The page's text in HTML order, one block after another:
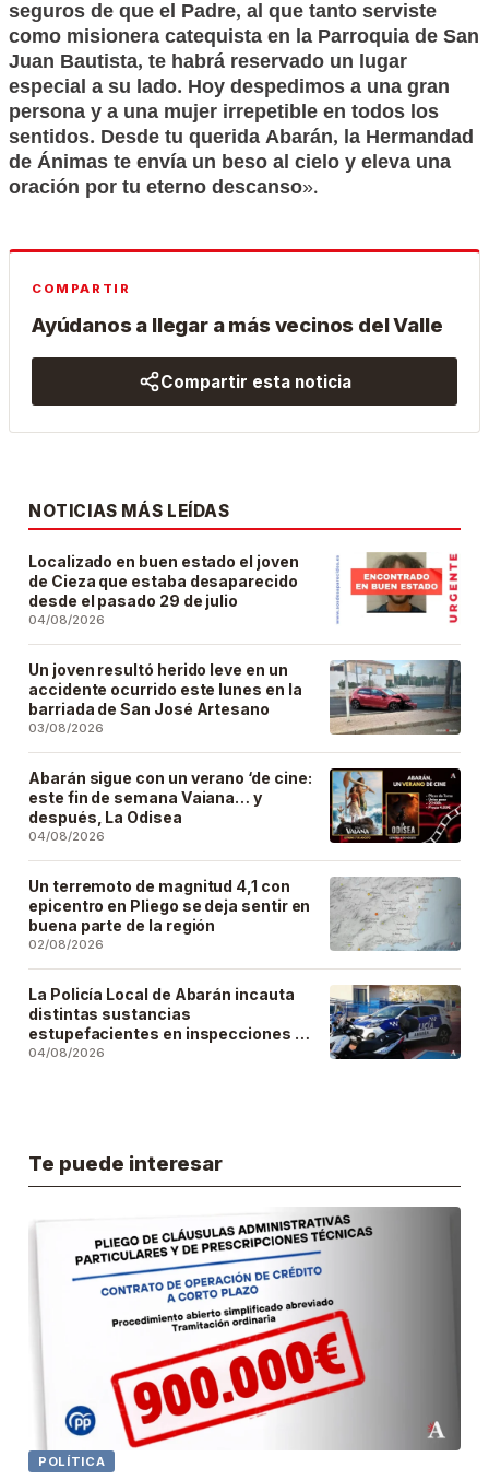
seguros de que el Padre, al que tanto serviste
como misionera catequista en la Parroquia de San
Juan Bautista, te habrá reservado un lugar
especial a su lado. Hoy despedimos a una gran
persona y a una mujer irrepetible en todos los
sentidos. Desde tu querida Abarán, la Hermandad
de Ánimas te envía un beso al cielo y eleva una
oración por tu eterno descanso».
COMPARTIR
Ayúdanos a llegar a más vecinos del Valle
Compartir esta noticia
NOTICIAS MÁS LEÍDAS
Localizado en buen estado el joven
de Cieza que estaba desaparecido
desde el pasado 29 de julio
04/08/2026
Un joven resultó herido leve en un
accidente ocurrido este lunes en la
barriada de San José Artesano
03/08/2026
Abarán sigue con un verano ‘de cine:
este fin de semana Vaiana… y
después, La Odisea
04/08/2026
Un terremoto de magnitud 4,1 con
epicentro en Pliego se deja sentir en
buena parte de la región
02/08/2026
La Policía Local de Abarán incauta
distintas sustancias
estupefacientes en inspecciones a
locales públicos del municipio
04/08/2026
Te puede interesar
POLÍTICA